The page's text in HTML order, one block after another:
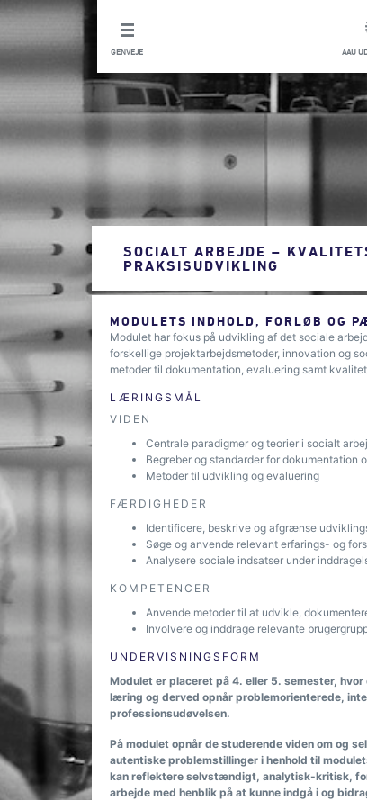
GENVEJE AAU
SOCIALT ARBEJDE –
PRAKSISUDVIKLING
MODULETS INDHOLD, FORLØB OG
Modulet har fokus på udvikling af det sociale
forskellige projektarbejdsmetoder, innovation og
metoder til dokumentation, evaluering samt
LÆRINGSMÅL
VIDEN
Centrale paradigmer og teorier i socialt
Begreber og standarder for dokumentation
Metoder til udvikling og evaluering
FÆRDIGHEDER
Identificere, beskrive og afgrænse
Søge og anvende relevant erfarings- og
Analysere sociale indsatser under
KOMPETENCER
Anvende metoder til at udvikle,
Involvere og inddrage relevante
UNDERVISNINGSFORM
Modulet er placeret på 4. eller 5. semester,
læring og derved opnår problemorienterede,
professionsudøvelsen.
På modulet opnår de studerende viden om og
autentiske problemstillinger i henhold til
kan reflektere selvstændigt, analytisk-kritisk,
arbejde med henblik på at kunne indgå i og